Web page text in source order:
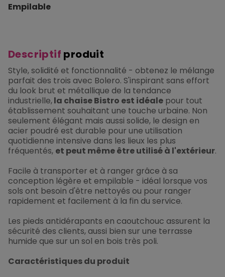
Empilable
Descriptif produit
Style, solidité et fonctionnalité - obtenez le mélange
parfait des trois avec Bolero. S'inspirant sans effort
du look brut et métallique de la tendance
industrielle,la chaise Bistro est idéale pour tout
établissement souhaitant une touche urbaine. Non
seulement élégant mais aussi solide, le design en
acier poudré est durable pour une utilisation
quotidienne intensive dans les lieux les plus
fréquentés, et peut même être utilisé à l'extérieur.
Facile à transporter et à ranger grâce à sa
conception légère et empilable - idéal lorsque vos
sols ont besoin d'être nettoyés ou pour ranger
rapidement et facilement à la fin du service.
Les pieds antidérapants en caoutchouc assurent la
sécurité des clients, aussi bien sur une terrasse
humide que sur un sol en bois très poli.
Caractéristiques du produit